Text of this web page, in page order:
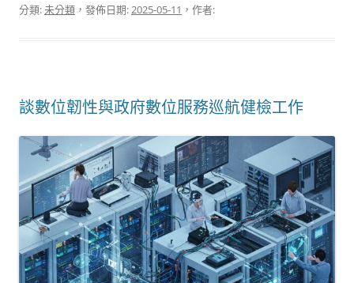
分類:未分類 ，發佈日期:2025-05-11 ，作者:
談數位韌性與政府數位服務巡航健檢工作